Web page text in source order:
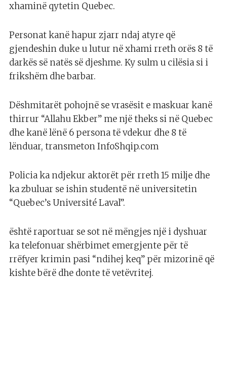
xhaminë qytetin Quebec.
Personat kanë hapur zjarr ndaj atyre që
gjendeshin duke u lutur në xhami rreth orës 8 të
darkës së natës së djeshme. Ky sulm u cilësia si i
frikshëm dhe barbar.
Dëshmitarët pohojnë se vrasësit e maskuar kanë
thirrur “Allahu Ekber” me një theks si në Quebec
dhe kanë lënë 6 persona të vdekur dhe 8 të
lënduar, transmeton InfoShqip.com
Policia ka ndjekur aktorët për rreth 15 milje dhe
ka zbuluar se ishin studentë në universitetin
“Quebec’s Université Laval”.
është raportuar se sot në mëngjes një i dyshuar
ka telefonuar shërbimet emergjente për të
rrëfyer krimin pasi “ndihej keq” për mizorinë që
kishte bërë dhe donte të vetëvritej.